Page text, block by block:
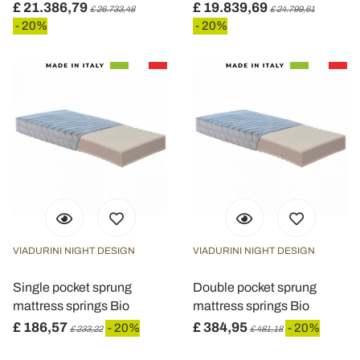
raccolto dal suo utilizzo dei loro servizi.
£ 21.386,79 £ 26.733,48
- 20%
£ 19.839,69 £ 24.799,61
- 20%
VIADURINI NIGHT DESIGN
Single pocket sprung
mattress springs Bio
£ 186,57 £ 233,22 - 20%
VIADURINI NIGHT DESIGN
Double pocket sprung
mattress springs Bio
£ 384,95 £ 481,18 - 20%